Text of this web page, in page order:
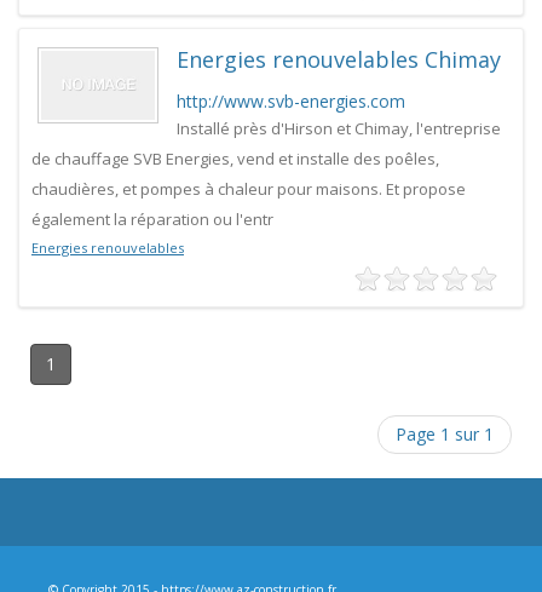
Energies renouvelables Chimay
http://www.svb-energies.com
Installé près d'Hirson et Chimay, l'entreprise
de chauffage SVB Energies, vend et installe des poêles,
chaudières, et pompes à chaleur pour maisons. Et propose
également la réparation ou l'entr
Energies renouvelables
1
Page 1 sur 1